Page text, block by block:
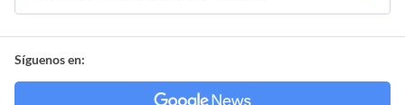
Síguenos en: